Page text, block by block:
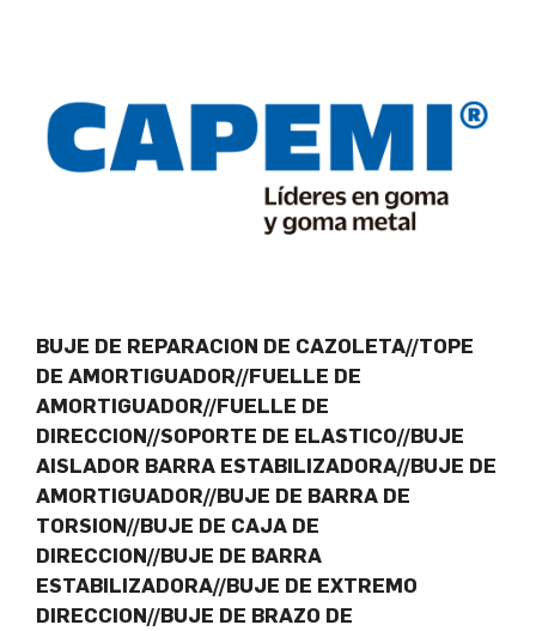
BUJE DE REPARACION DE CAZOLETA//TOPE
DE AMORTIGUADOR//FUELLE DE
AMORTIGUADOR//FUELLE DE
DIRECCION//SOPORTE DE ELASTICO//BUJE
AISLADOR BARRA ESTABILIZADORA//BUJE DE
AMORTIGUADOR//BUJE DE BARRA DE
TORSION//BUJE DE CAJA DE
DIRECCION//BUJE DE BARRA
ESTABILIZADORA//BUJE DE EXTREMO
DIRECCION//BUJE DE BRAZO DE